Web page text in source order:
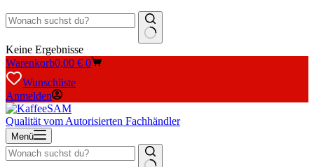
Keine Ergebnisse
Warenkorb0,00 € 0
Wunschliste
Anmelden
Qualität vom Autorisierten Fachhändler
Menü